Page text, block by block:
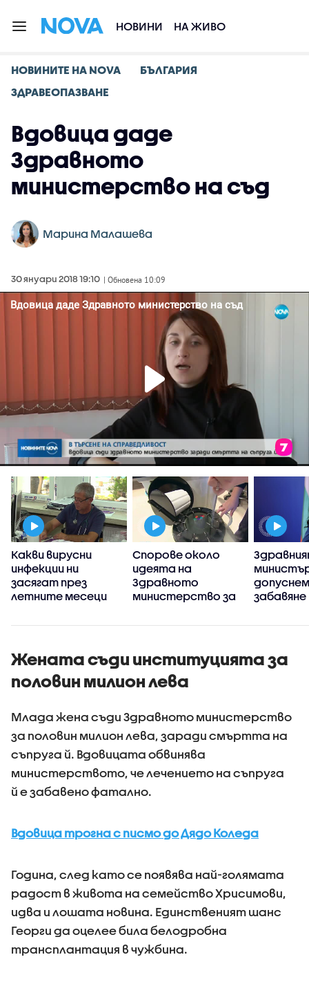
НОВИНИ НА ЖИВО
НОВИНИТЕ НА NOVA
БЪЛГАРИЯ
ЗДРАВЕОПАЗВАНЕ
Вдовица даде
Здравното
министерство на съд
Марина Малашева
30 януари 2018 19:10 | Обновена 10:09
Какви вирусни
инфекции ни
засягат през
летните месеци
Спорове около
идеята на
Здравното
министерство за
държавния инвитро
забавяне
Жената съди институцията за
половин милион лева
Млада жена съди Здравното министерство
за половин милион лева, заради смъртта на
съпруга й. Вдовицата обвинява
министерството, че лечението на съпруга
й е забавено фатално.
Вдовица трогна с писмо до Дядо Коледа
Година, след като се появява най-голямата
радост в живота на семейство Хрисимови,
идва и лошата новина. Единственият шанс
Георги да оцелее била белодробна
трансплантация в чужбина.